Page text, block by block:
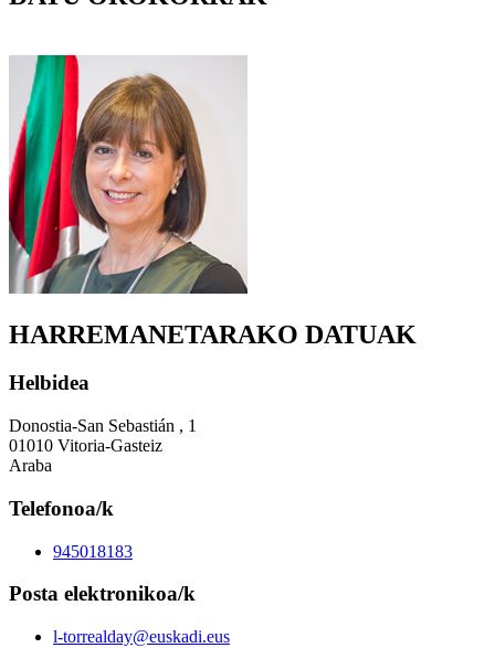
HARREMANETARAKO DATUAK
Helbidea
Donostia-San Sebastián , 1
01010 Vitoria-Gasteiz
Araba
Telefonoa/k
945018183
Posta elektronikoa/k
l-torrealday@euskadi.eus